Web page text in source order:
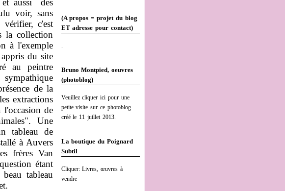
(A propos = projet du blog
ET adresse pour contact)
.
Bruno Montpied, oeuvres
(photoblog)
Veuillez cliquer ici pour une
petite visite sur ce photoblog
créé le 11 juillet 2013.
La boutique du Poignard
Subtil
Cliquer: Livres, œuvres à
vendre
et aussi des
voir, sans
c'est
la collection
à l'exemple
du site
au peintre
de la
extractions
l'occasion de
Une
tableau de
à Auvers
frères Van
étant
tableau